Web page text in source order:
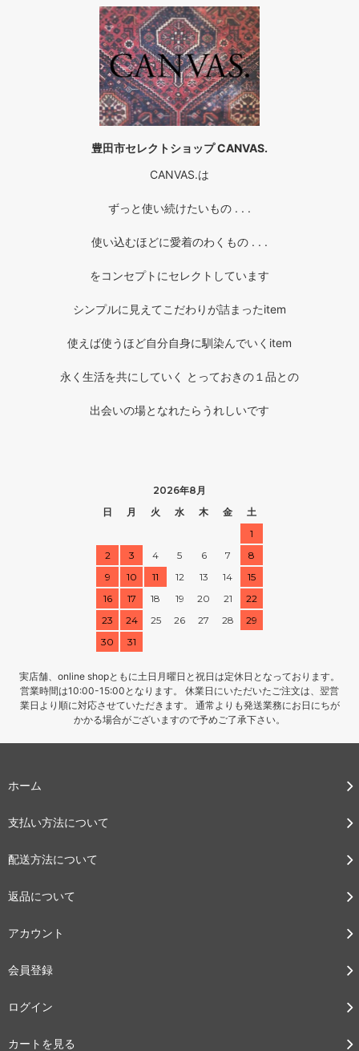
豊田市セレクトショップ CANVAS.
CANVAS.は
ずっと使い続けたいもの . . .
使い込むほどに愛着のわくもの . . .
をコンセプトにセレクトしています
シンプルに見えてこだわりが詰まったitem
使えば使うほど自分自身に馴染んでいくitem
永く生活を共にしていく とっておきの１品との
出会いの場となれたらうれしいです
2026年8月
日
月 火 水 木 金
土
1
2
3 4 5 6 7
8
9
10 11 12 13 14
15
16
17 18 19 20 21
22
23
24 25 26 27 28
29
30
31
実店舗、online shopともに土日月曜日と祝日は定休日となっております。
営業時間は10:00-15:00となります。 休業日にいただいたご注文は、翌営
業日より順に対応させていただきます。 通常よりも発送業務にお日にちが
かかる場合がございますので予めご了承下さい。
ホーム
支払い方法について
配送方法について
返品について
アカウント
会員登録
ログイン
カートを見る